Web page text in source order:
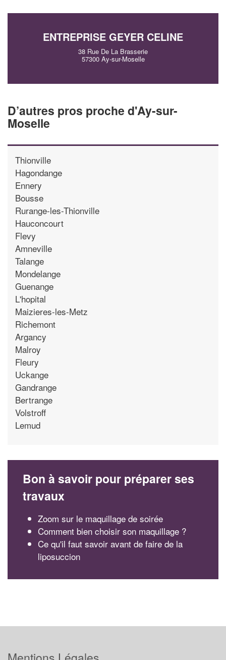
ENTREPRISE GEYER CELINE
38 Rue De La Brasserie
57300 Ay-sur-Moselle
D’autres pros proche d'Ay-sur-
Moselle
Thionville
Hagondange
Ennery
Bousse
Rurange-les-Thionville
Hauconcourt
Flevy
Amneville
Talange
Mondelange
Guenange
L'hopital
Maizieres-les-Metz
Richemont
Argancy
Malroy
Fleury
Uckange
Gandrange
Bertrange
Volstroff
Lemud
Bon à savoir pour préparer ses
travaux
Zoom sur le maquillage de soirée
Comment bien choisir son maquillage ?
Ce qu'il faut savoir avant de faire de la
liposuccion